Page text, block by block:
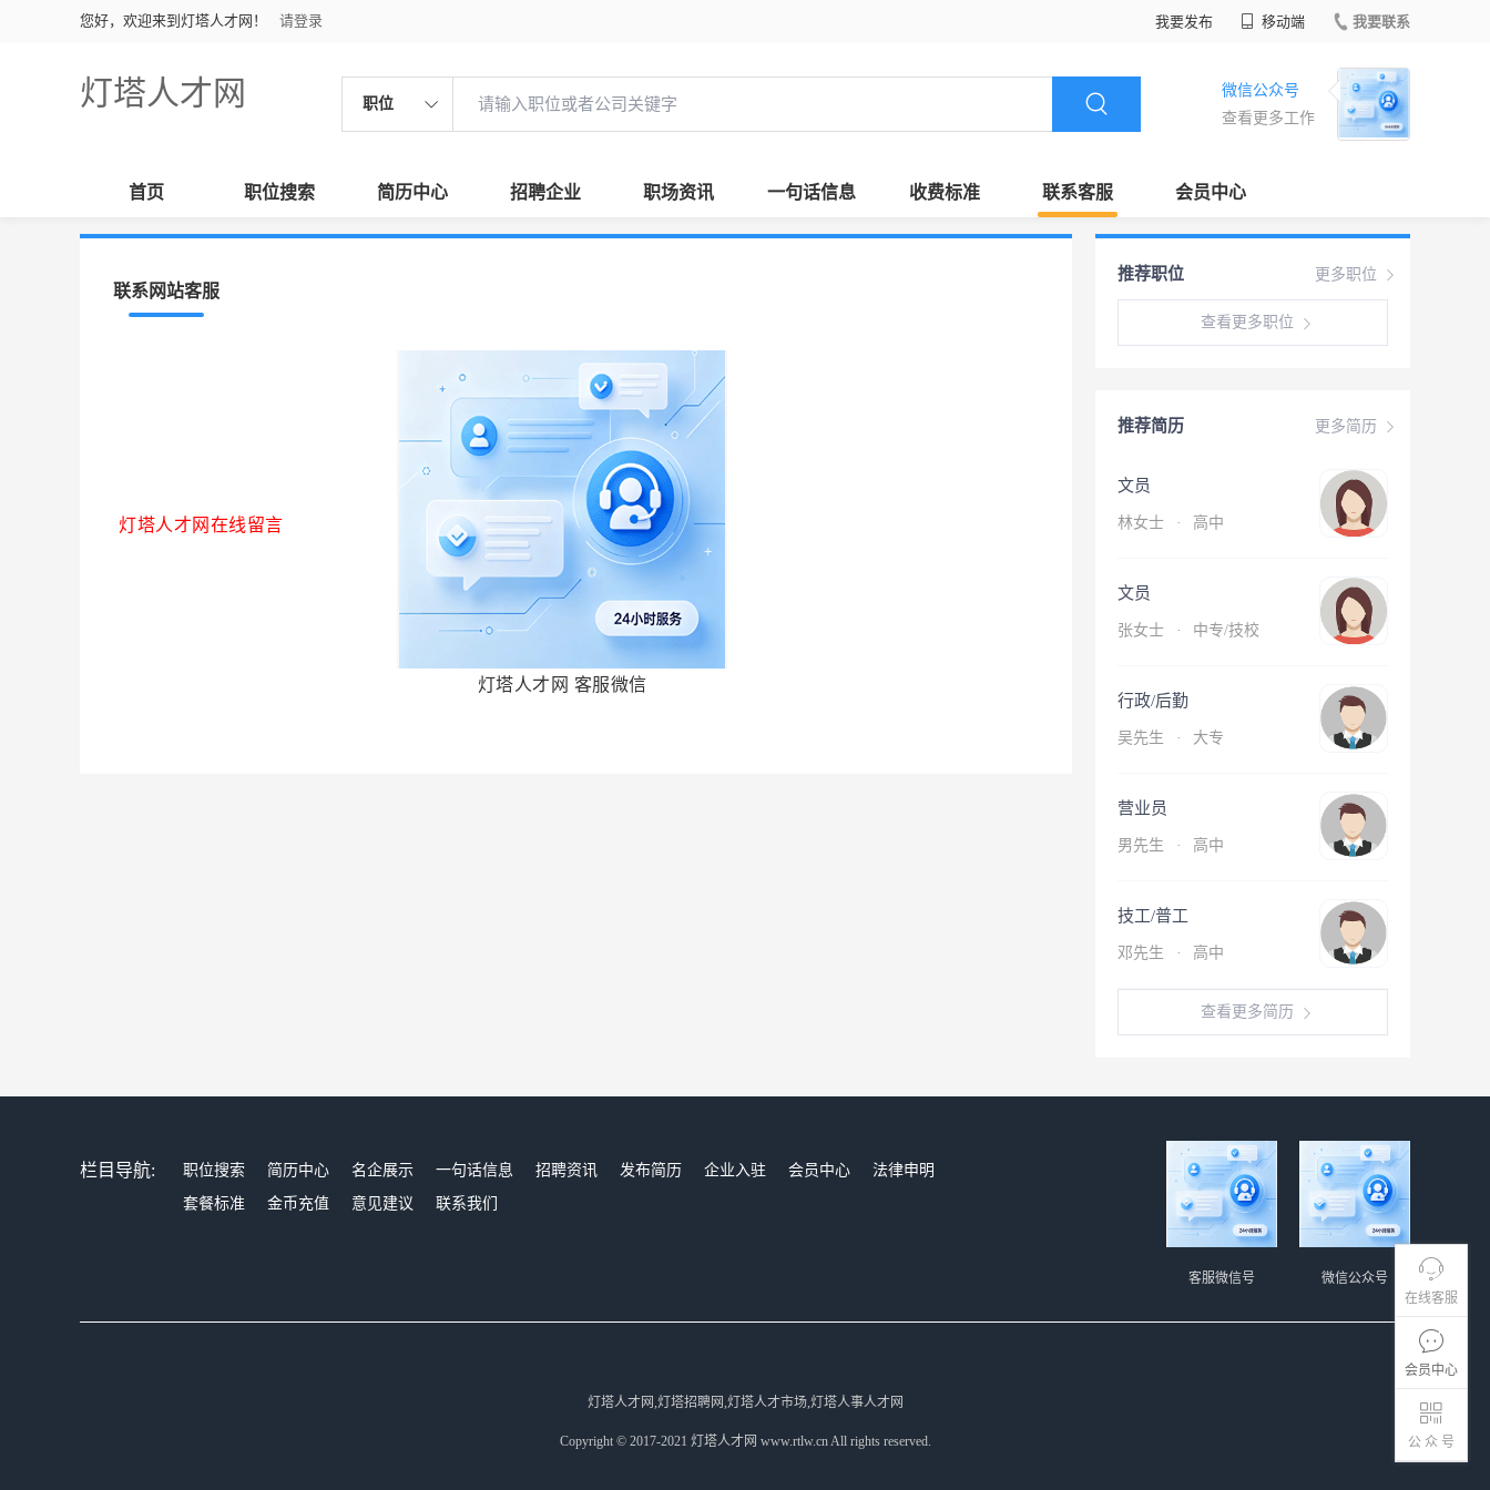
您好，欢迎来到灯塔人才网！ 请登录 我要发布 移动端 我要联系
灯塔人才网 职位
微信公众号
查看更多工作
首页 职位搜索 简历中心 招聘企业 职场资讯 一句话信息 收费标准 联系客服 会员中心
在线客服
会员中心
公 众 号
联系网站客服
灯塔人才网在线留言
灯塔人才网 客服微信
更多职位
推荐职位
查看更多职位
更多简历
推荐简历
文员
林女士 · 高中
文员
张女士 · 中专/技校
行政/后勤
吴先生 · 大专
营业员
男先生 · 高中
技工/普工
邓先生 · 高中
查看更多简历
栏目导航: 职位搜索 简历中心 名企展示 一句话信息 招聘资讯 发布简历 企业入驻 会员中心
法律申明
套餐标准
金币充值 意见建议 联系我们
微信公众号
客服微信号
灯塔人才网,灯塔招聘网,灯塔人才市场,灯塔人事人才网
Copyright © 2017-2021 灯塔人才网 www.rtlw.cn All rights reserved.